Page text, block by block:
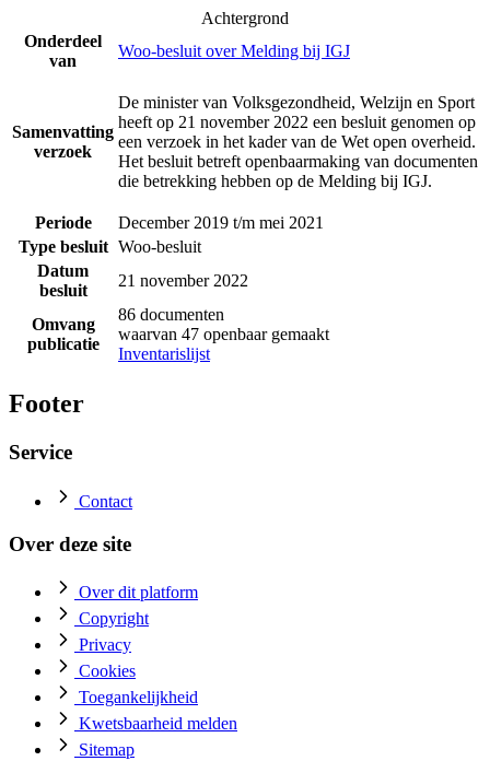
Achtergrond
Onderdeel
van
Woo-besluit over Melding bij IGJ
Samenvatting
verzoek
De minister van Volksgezondheid, Welzijn en Sport
heeft op 21 november 2022 een besluit genomen op
een verzoek in het kader van de Wet open overheid.
Het besluit betreft openbaarmaking van documenten
die betrekking hebben op de Melding bij IGJ.
Periode
December 2019 t/m mei 2021
Type besluit Woo-besluit
Datum
besluit
21 november 2022
Omvang
publicatie
86 documenten
waarvan 47 openbaar gemaakt
Inventarislijst
Footer
Service
Contact
Over deze site
Over dit platform
Copyright
Privacy
Cookies
Toegankelijkheid
Kwetsbaarheid melden
Sitemap